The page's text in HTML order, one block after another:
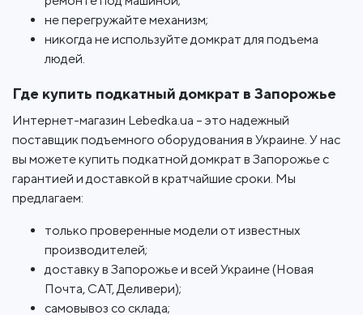
не перегружайте механизм;
никогда не используйте домкрат для подъема
людей.
Где купить подкатный домкрат в Запорожье
Интернет-магазин Lebedka.ua – это надежный
поставщик подъемного оборудования в Украине. У нас
вы можете купить подкатной домкрат в Запорожье с
гарантией и доставкой в кратчайшие сроки. Мы
предлагаем:
только проверенные модели от известных
производителей;
доставку в Запорожье и всей Украине (Новая
Почта, САТ, Деливери);
самовывоз со склада;